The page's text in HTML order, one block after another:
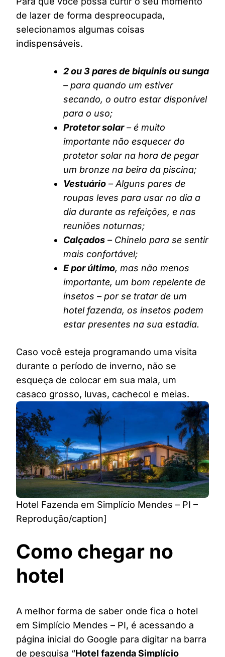
de lazer de forma despreocupada,
selecionamos algumas coisas
indispensáveis.
2 ou 3 pares de biquinis ou sunga
– para quando um estiver
secando, o outro estar disponível
para o uso;
Protetor solar– é muito
importante não esquecer do
protetor solar na hora de pegar
um bronze na beira da piscina;
Vestuário – Alguns pares de
roupas leves para usar no dia a
dia durante as refeições, e nas
reuniões noturnas;
Calçados – Chinelo para se sentir
mais confortável;
E por último, mas não menos
importante, um bom repelente de
insetos – por se tratar de um
hotel fazenda, os insetos podem
estar presentes na sua estadia.
Caso você esteja programando uma visita
durante o período de inverno, não se
esqueça de colocar em sua mala, um
casaco grosso, luvas, cachecol e meias.
Hotel Fazenda em Simplício Mendes – PI –
Reprodução/caption]
Como chegar no
hotel
A melhor forma de saber onde fica o hotel
em Simplício Mendes – PI, é acessando a
página inicial do Google para digitar na barra
de pesquisa “Hotel fazenda Simplício